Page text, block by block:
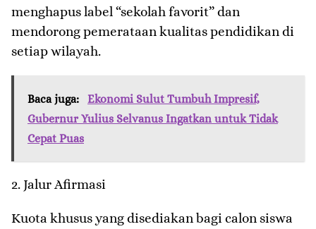
menghapus label “sekolah favorit” dan
mendorong pemerataan kualitas pendidikan di
setiap wilayah.
Baca juga:
Ekonomi Sulut Tumbuh Impresif,
Gubernur Yulius Selvanus Ingatkan untuk Tidak
Cepat Puas
​2. Jalur Afirmasi
Kuota khusus yang disediakan bagi calon siswa